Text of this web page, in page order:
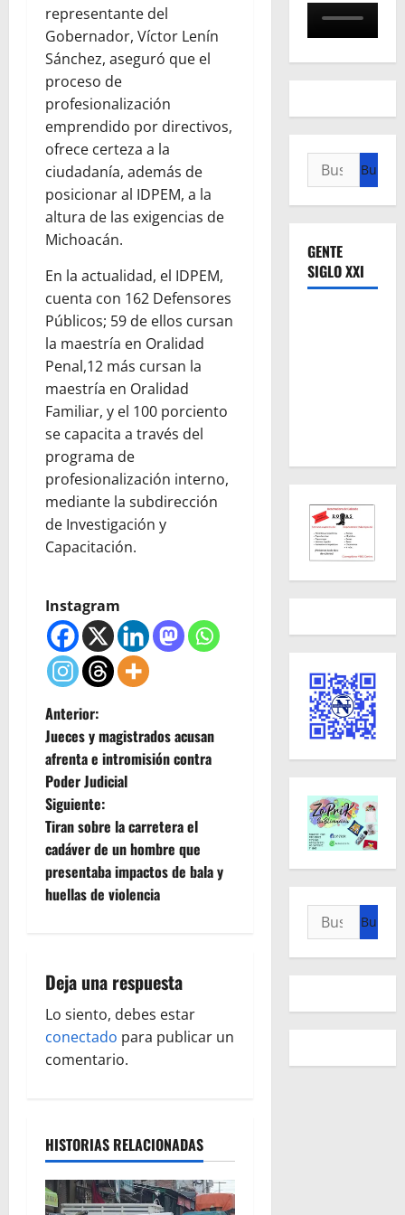
representante del
Gobernador, Víctor Lenín
Sánchez, aseguró que el
proceso de
profesionalización
emprendido por directivos,
ofrece certeza a la
ciudadanía, además de
posicionar al IDPEM, a la
altura de las exigencias de
Michoacán.
En la actualidad, el IDPEM,
cuenta con 162 Defensores
Públicos; 59 de ellos cursan
la maestría en Oralidad
Penal,12 más cursan la
maestría en Oralidad
Familiar, y el 100 porciento
se capacita a través del
programa de
profesionalización interno,
mediante la subdirección
de Investigación y
Capacitación.
Instagram
N
a
v
e
g
a
i
ó
n
e
e
Anterior:
Jueces y magistrados acusan
afrenta e intromisión contra
Poder Judicial
Siguiente:
Tiran sobre la carretera el
cadáver de un hombre que
presentaba impactos de bala y
huellas de violencia
Deja una respuesta
Lo siento, debes estar
conectado para publicar un
comentario.
HISTORIAS RELACIONADAS
Buscar:
GENTE
SIGLO XXI
Buscar: